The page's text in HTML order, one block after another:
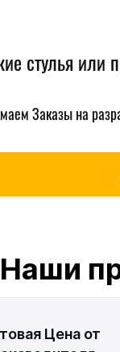
стулья
Заказы на
Наши
Цена от